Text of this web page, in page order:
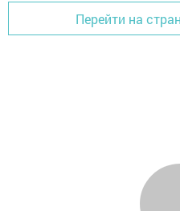
Перейти на